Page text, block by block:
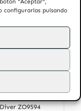
"Aceptar",
configurarlas pulsando
W6B
ZO9594